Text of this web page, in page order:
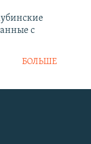
с
БОЛЬШЕ